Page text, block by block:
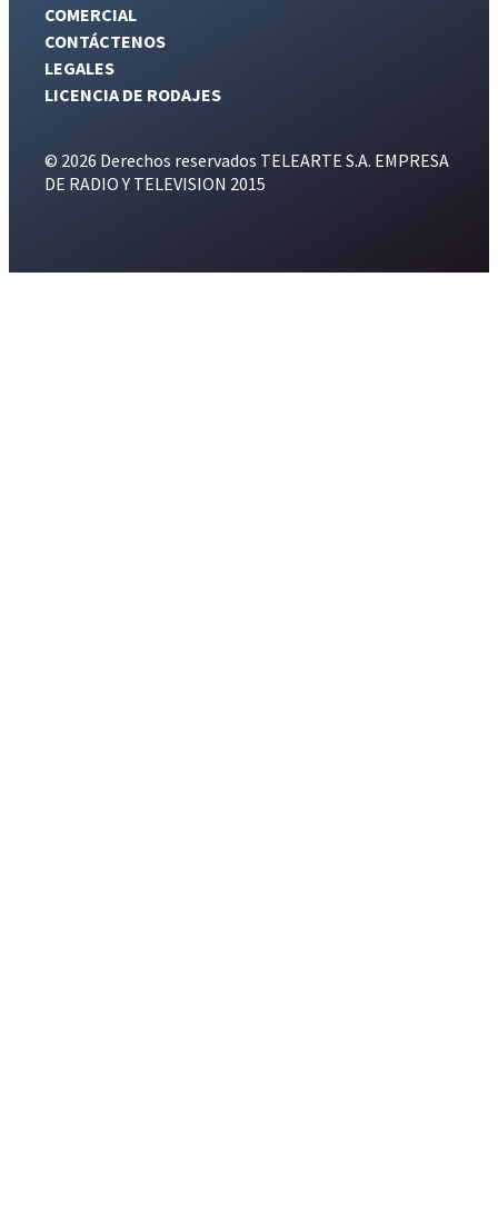
COMERCIAL
CONTÁCTENOS
LEGALES
LICENCIA DE RODAJES
© 2026 Derechos reservados TELEARTE S.A. EMPRESA
DE RADIO Y TELEVISION 2015